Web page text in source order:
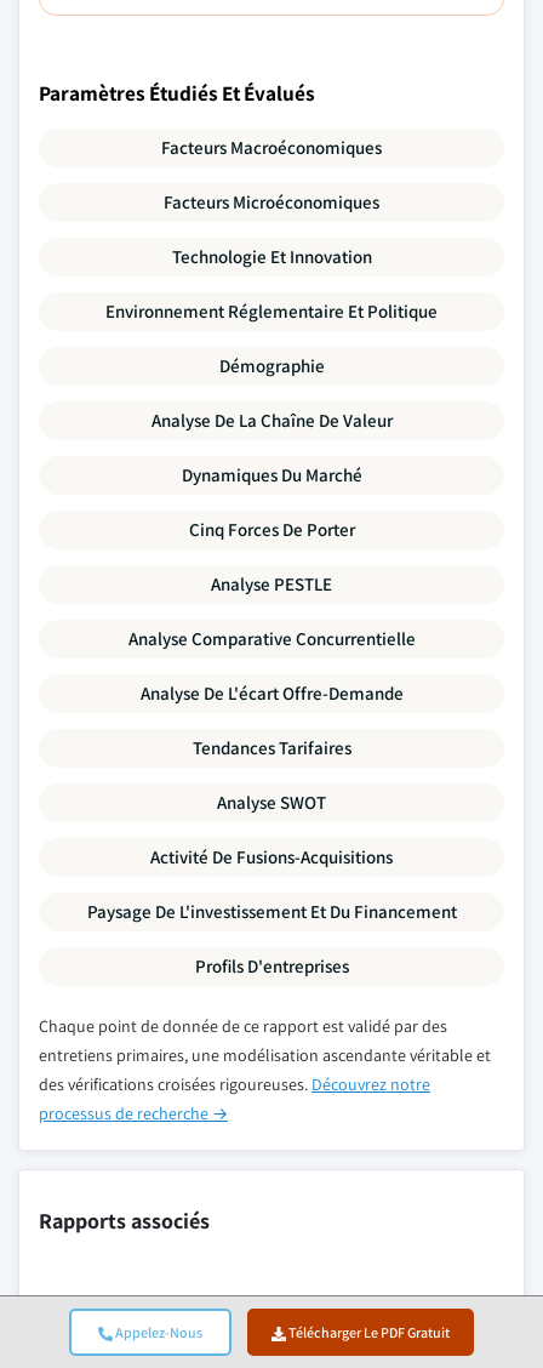
Appelez-Nous Télécharger Le PDF Gratuit
Paramètres Étudiés Et Évalués
Facteurs Macroéconomiques
Facteurs Microéconomiques
Technologie Et Innovation
Environnement Réglementaire Et Politique
Démographie
Analyse De La Chaîne De Valeur
Dynamiques Du Marché
Cinq Forces De Porter
Analyse PESTLE
Analyse Comparative Concurrentielle
Analyse De L'écart Offre-Demande
Tendances Tarifaires
Analyse SWOT
Activité De Fusions-Acquisitions
Paysage De L'investissement Et Du Financement
Profils D'entreprises
Chaque point de donnée de ce rapport est validé par des
entretiens primaires, une modélisation ascendante véritable et
des vérifications croisées rigoureuses. Découvrez notre
processus de recherche →
Rapports associés
Marché de la gomme gellane
Marché de la farine de banane